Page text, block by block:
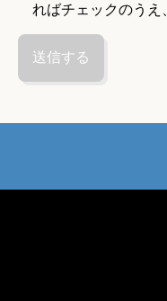
ればチェックのうえ